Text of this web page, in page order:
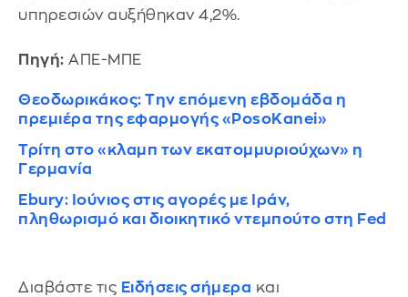
υπηρεσιών αυξήθηκαν 4,2%.
Πηγή: ΑΠΕ-ΜΠΕ
Θεοδωρικάκος: Την επόμενη εβδομάδα η
πρεμιέρα της εφαρμογής «PosoKanei»
Τρίτη στο «κλαμπ των εκατομμυριούχων» η
Γερμανία
Ebury: Ιούνιος στις αγορές με Ιράν,
πληθωρισμό και διοικητικό ντεμπούτο στη Fed
Διαβάστε τις Ειδήσεις σήμερα και